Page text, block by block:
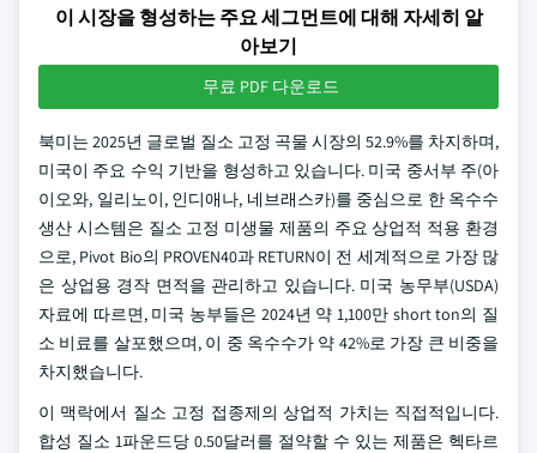
이 시장을 형성하는 주요 세그먼트에 대해 자세히 알
아보기
무료 PDF 다운로드
북미는 2025년 글로벌 질소 고정 곡물 시장의 52.9%를 차지하며,
미국이 주요 수익 기반을 형성하고 있습니다. 미국 중서부 주(아
이오와, 일리노이, 인디애나, 네브래스카)를 중심으로 한 옥수수
생산 시스템은 질소 고정 미생물 제품의 주요 상업적 적용 환경
으로, Pivot Bio의 PROVEN40과 RETURN이 전 세계적으로 가장 많
은 상업용 경작 면적을 관리하고 있습니다. 미국 농무부(USDA)
자료에 따르면, 미국 농부들은 2024년 약 1,100만 short ton의 질
소 비료를 살포했으며, 이 중 옥수수가 약 42%로 가장 큰 비중을
차지했습니다.
이 맥락에서 질소 고정 접종제의 상업적 가치는 직접적입니다.
합성 질소 1파운드당 0.50달러를 절약할 수 있는 제품은 헥타르